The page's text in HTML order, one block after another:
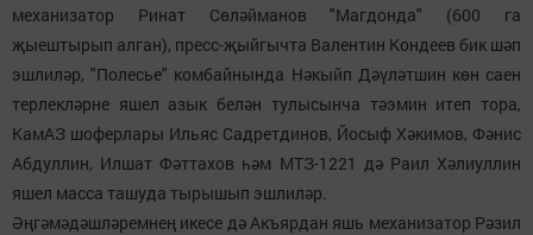
механизатор Ринат Сөләйманов "Магдонда" (600 га
җыештырып алган), пресс-җыйгычта Валентин Кондеев бик шәп
эшлиләр, "Полесье" комбайнында Нәкыйп Дәүләтшин көн саен
терлекләрне яшел азык белән тулысынча тәэмин итеп тора,
КамАЗ шоферлары Ильяс Садретдинов, Йосыф Хәкимов, Фәнис
Абдуллин, Илшат Фәттахов һәм МТЗ-1221 дә Раил Хәлиуллин
яшел масса ташуда тырышып эшлиләр.
Әңгәмәдәшләремнең икесе дә Акъярдан яшь механизатор Рәзил